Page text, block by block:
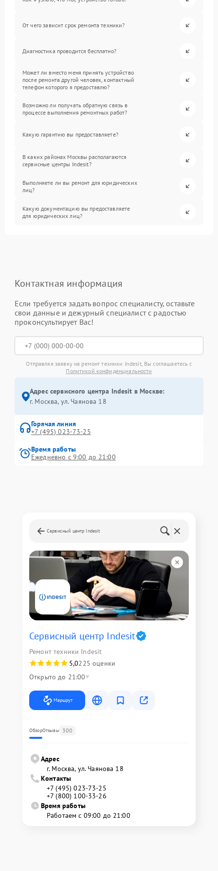
От чего зависит срок ремонта техники?
Диагностика проводится бесплатно?
Может ли вместо меня принять устройство
после ремонта другой человек, контактный
телефон которого я предоставлю?
Возможно ли получать обратную связь в
процессе выполнения ремонтных работ?
Какую гарантию вы предоставляете?
В каких районах Москвы располагаются
сервисные центры Indesit?
Выполняете ли вы ремонт для юридических
лиц?
Какую документацию вы предоставляете
для юридических лиц?
Контактная информация
Если требуется задать вопрос специалисту, оставьте
свои данные и дежурный специалист с радостью
проконсультирует Вас!
Отправляя заявку на ремонт техники Indesit, Вы соглашаетесь с
Политикой конфиденциальности
Адрес сервисного центра Indesit в Москве:
г. Москва, ул. Чаянова 18
Горячая линия
+7 (495) 023-73-25
Время работы
Ежедневно с 9:00 до 21:00
Сервисный центр Indesit
Сервисный центр Indesit
Ремонт техники Indesit
5,0225 оценки
Открыто до 21:00
Маршрут
ОбзорОтзывы 300
Адрес
г. Москва, ул. Чаянова 18
Контакты
+7 (495) 023-73-25
+7 (800) 100-33-26
Время работы
Работаем с 09:00 до 21:00